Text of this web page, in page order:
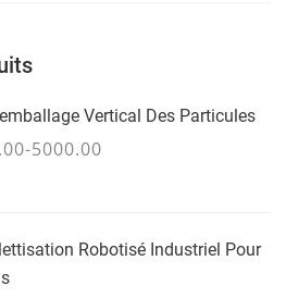
Vertical Des Particules
5000.00
Robotisé Industriel Pour